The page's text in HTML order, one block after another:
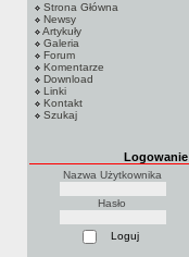
Strona Główna
Newsy
Artykuły
Galeria
Forum
Komentarze
Download
Linki
Kontakt
Szukaj
Logowanie
Nazwa Użytkownika
Hasło